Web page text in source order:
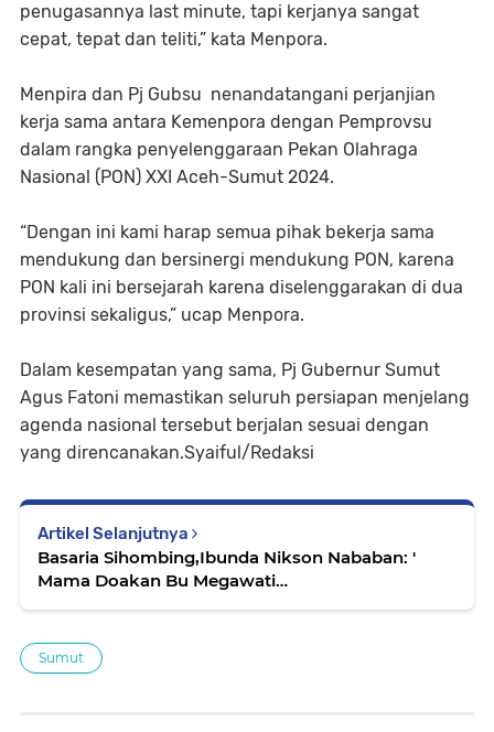
penugasannya last minute, tapi kerjanya sangat
cepat, tepat dan teliti,” kata Menpora.
Menpira dan Pj Gubsu nenandatangani perjanjian
kerja sama antara Kemenpora dengan Pemprovsu
dalam rangka penyelenggaraan Pekan Olahraga
Nasional (PON) XXI Aceh-Sumut 2024.
“Dengan ini kami harap semua pihak bekerja sama
mendukung dan bersinergi mendukung PON, karena
PON kali ini bersejarah karena diselenggarakan di dua
provinsi sekaligus,” ucap Menpora.
Dalam kesempatan yang sama, Pj Gubernur Sumut
Agus Fatoni memastikan seluruh persiapan menjelang
agenda nasional tersebut berjalan sesuai dengan
yang direncanakan.Syaiful/Redaksi
Artikel Selanjutnya
Basaria Sihombing,Ibunda Nikson Nababan: '
Mama Doakan Bu Megawati
Sumut